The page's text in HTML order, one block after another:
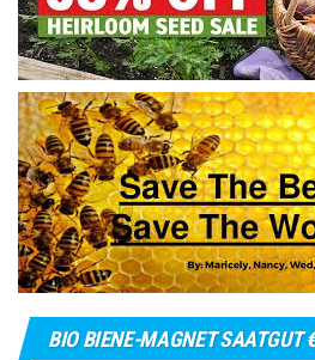
BIO BIENE-MAGNET SAATGUT